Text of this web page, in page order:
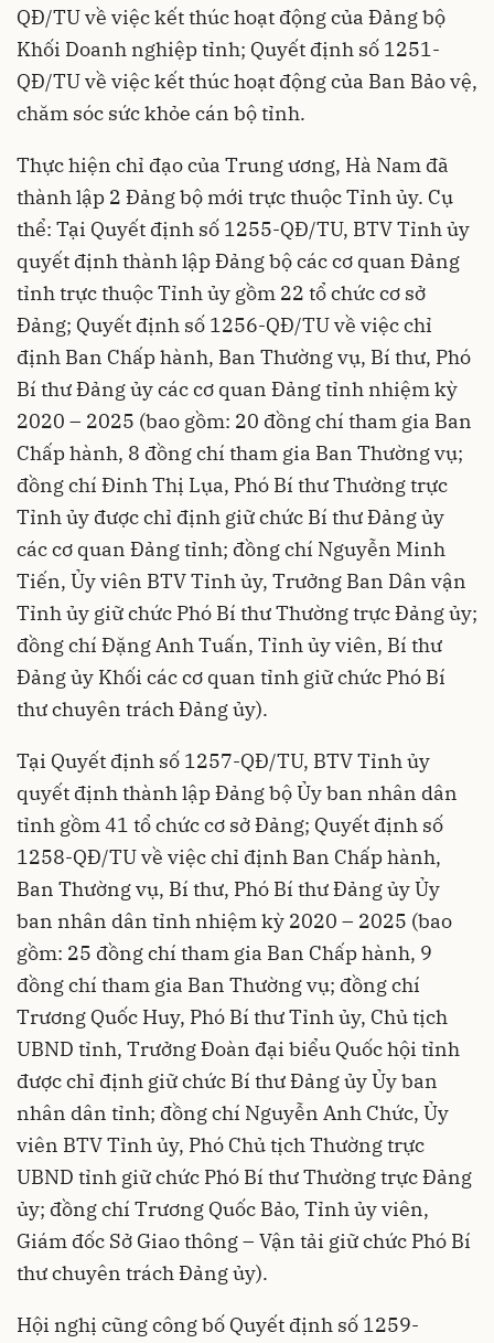
QĐ/TU về việc kết thúc hoạt động của Đảng bộ
Khối Doanh nghiệp tỉnh; Quyết định số 1251-
QĐ/TU về việc kết thúc hoạt động của Ban Bảo vệ,
chăm sóc sức khỏe cán bộ tỉnh.
Thực hiện chỉ đạo của Trung ương, Hà Nam đã
thành lập 2 Đảng bộ mới trực thuộc Tỉnh ủy. Cụ
thể: Tại Quyết định số 1255-QĐ/TU, BTV Tỉnh ủy
quyết định thành lập Đảng bộ các cơ quan Đảng
tỉnh trực thuộc Tỉnh ủy gồm 22 tổ chức cơ sở
Đảng; Quyết định số 1256-QĐ/TU về việc chỉ
định Ban Chấp hành, Ban Thường vụ, Bí thư, Phó
Bí thư Đảng ủy các cơ quan Đảng tỉnh nhiệm kỳ
2020 – 2025 (bao gồm: 20 đồng chí tham gia Ban
Chấp hành, 8 đồng chí tham gia Ban Thường vụ;
đồng chí Đinh Thị Lụa, Phó Bí thư Thường trực
Tỉnh ủy được chỉ định giữ chức Bí thư Đảng ủy
các cơ quan Đảng tỉnh; đồng chí Nguyễn Minh
Tiến, Ủy viên BTV Tỉnh ủy, Trưởng Ban Dân vận
Tỉnh ủy giữ chức Phó Bí thư Thường trực Đảng ủy;
đồng chí Đặng Anh Tuấn, Tỉnh ủy viên, Bí thư
Đảng ủy Khối các cơ quan tỉnh giữ chức Phó Bí
thư chuyên trách Đảng ủy).
Tại Quyết định số 1257-QĐ/TU, BTV Tỉnh ủy
quyết định thành lập Đảng bộ Ủy ban nhân dân
tỉnh gồm 41 tổ chức cơ sở Đảng; Quyết định số
1258-QĐ/TU về việc chỉ định Ban Chấp hành,
Ban Thường vụ, Bí thư, Phó Bí thư Đảng ủy Ủy
ban nhân dân tỉnh nhiệm kỳ 2020 – 2025 (bao
gồm: 25 đồng chí tham gia Ban Chấp hành, 9
đồng chí tham gia Ban Thường vụ; đồng chí
Trương Quốc Huy, Phó Bí thư Tỉnh ủy, Chủ tịch
UBND tỉnh, Trưởng Đoàn đại biểu Quốc hội tỉnh
được chỉ định giữ chức Bí thư Đảng ủy Ủy ban
nhân dân tỉnh; đồng chí Nguyễn Anh Chức, Ủy
viên BTV Tỉnh ủy, Phó Chủ tịch Thường trực
UBND tỉnh giữ chức Phó Bí thư Thường trực Đảng
ủy; đồng chí Trương Quốc Bảo, Tỉnh ủy viên,
Giám đốc Sở Giao thông – Vận tải giữ chức Phó Bí
thư chuyên trách Đảng ủy).
Hội nghị cũng công bố Quyết định số 1259-